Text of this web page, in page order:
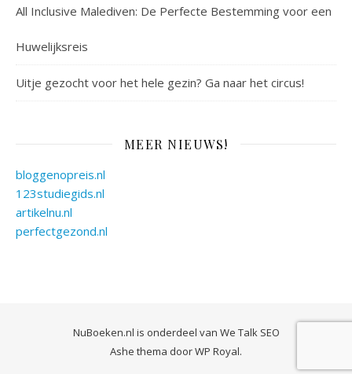
All Inclusive Malediven: De Perfecte Bestemming voor een
Huwelijksreis
Uitje gezocht voor het hele gezin? Ga naar het circus!
MEER NIEUWS!
bloggenopreis.nl
123studiegids.nl
artikelnu.nl
perfectgezond.nl
NuBoeken.nl is onderdeel van We Talk SEO
Ashe thema doorWP Royal.